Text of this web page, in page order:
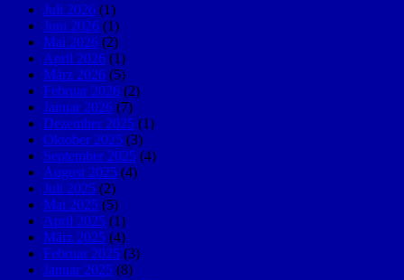
Juli 2026 (1)
Juni 2026 (1)
Mai 2026 (2)
April 2026 (1)
März 2026 (5)
Februar 2026 (2)
Januar 2026 (7)
Dezember 2025 (1)
Oktober 2025 (3)
September 2025 (4)
August 2025 (4)
Juli 2025 (2)
Mai 2025 (5)
April 2025 (1)
März 2025 (4)
Februar 2025 (3)
Januar 2025 (8)